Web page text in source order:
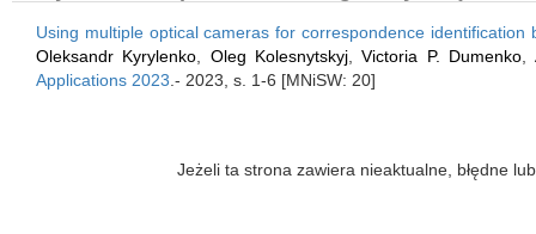
Using multiple optical cameras for correspondence
Oleksandr Kyrylenko
Oleg Kolesnytskyj ,Victoria P. Dumenko
Applications 2023 .- 2023, s. 1-6 [MNiSW: 20]
Jeżeli ta strona zawiera nieaktualne, błędne